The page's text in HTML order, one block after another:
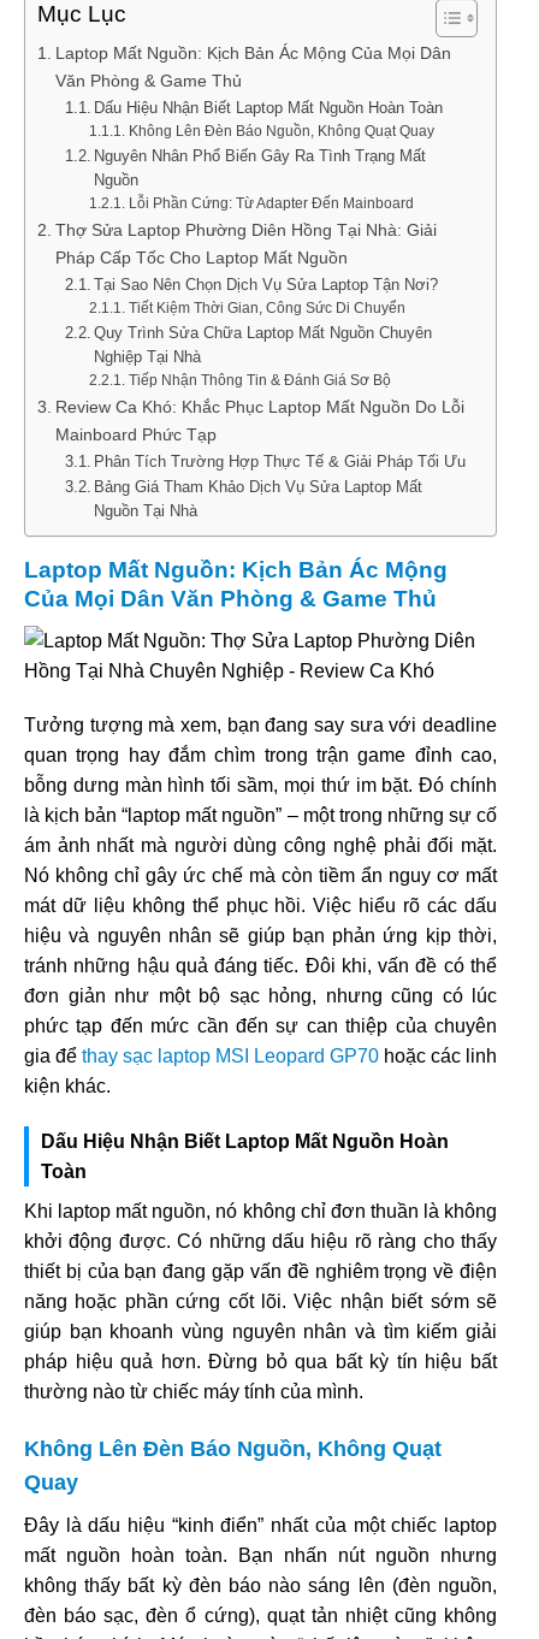
Mục Lục
Laptop Mất Nguồn: Kịch Bản Ác Mộng Của Mọi Dân
Văn Phòng & Game Thủ
Dấu Hiệu Nhận Biết Laptop Mất Nguồn Hoàn Toàn
Không Lên Đèn Báo Nguồn, Không Quạt Quay
Nguyên Nhân Phổ Biến Gây Ra Tình Trạng Mất
Nguồn
Lỗi Phần Cứng: Từ Adapter Đến Mainboard
Thợ Sửa Laptop Phường Diên Hồng Tại Nhà: Giải
Pháp Cấp Tốc Cho Laptop Mất Nguồn
Tại Sao Nên Chọn Dịch Vụ Sửa Laptop Tận Nơi?
Tiết Kiệm Thời Gian, Công Sức Di Chuyển
Quy Trình Sửa Chữa Laptop Mất Nguồn Chuyên
Nghiệp Tại Nhà
Tiếp Nhận Thông Tin & Đánh Giá Sơ Bộ
Review Ca Khó: Khắc Phục Laptop Mất Nguồn Do Lỗi
Mainboard Phức Tạp
Phân Tích Trường Hợp Thực Tế & Giải Pháp Tối Ưu
Bảng Giá Tham Khảo Dịch Vụ Sửa Laptop Mất
Nguồn Tại Nhà
Laptop Mất Nguồn: Kịch Bản Ác Mộng
Của Mọi Dân Văn Phòng & Game Thủ
Tưởng tượng mà xem, bạn đang say sưa với deadline
quan trọng hay đắm chìm trong trận game đỉnh cao,
bỗng dưng màn hình tối sầm, mọi thứ im bặt. Đó chính
là kịch bản “laptop mất nguồn” – một trong những sự cố
ám ảnh nhất mà người dùng công nghệ phải đối mặt.
Nó không chỉ gây ức chế mà còn tiềm ẩn nguy cơ mất
mát dữ liệu không thể phục hồi. Việc hiểu rõ các dấu
hiệu và nguyên nhân sẽ giúp bạn phản ứng kịp thời,
tránh những hậu quả đáng tiếc. Đôi khi, vấn đề có thể
đơn giản như một bộ sạc hỏng, nhưng cũng có lúc
phức tạp đến mức cần đến sự can thiệp của chuyên
gia để thay sạc laptop MSI Leopard GP70 hoặc các linh
kiện khác.
Dấu Hiệu Nhận Biết Laptop Mất Nguồn Hoàn
Toàn
Khi laptop mất nguồn, nó không chỉ đơn thuần là không
khởi động được. Có những dấu hiệu rõ ràng cho thấy
thiết bị của bạn đang gặp vấn đề nghiêm trọng về điện
năng hoặc phần cứng cốt lõi. Việc nhận biết sớm sẽ
giúp bạn khoanh vùng nguyên nhân và tìm kiếm giải
pháp hiệu quả hơn. Đừng bỏ qua bất kỳ tín hiệu bất
thường nào từ chiếc máy tính của mình.
Không Lên Đèn Báo Nguồn, Không Quạt
Quay
Đây là dấu hiệu “kinh điển” nhất của một chiếc laptop
mất nguồn hoàn toàn. Bạn nhấn nút nguồn nhưng
không thấy bất kỳ đèn báo nào sáng lên (đèn nguồn,
đèn báo sạc, đèn ổ cứng), quạt tản nhiệt cũng không